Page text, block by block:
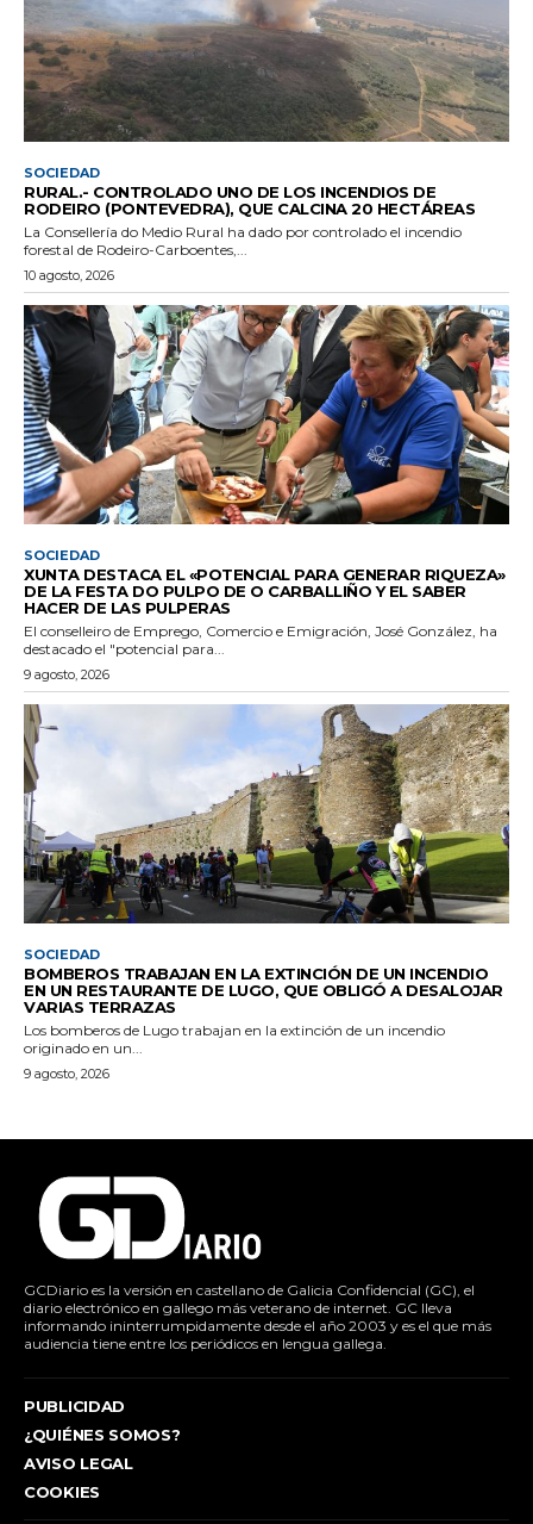
SOCIEDAD
RURAL.- CONTROLADO UNO DE LOS INCENDIOS DE
RODEIRO (PONTEVEDRA), QUE CALCINA 20 HECTÁREAS
La Consellería do Medio Rural ha dado por controlado el incendio
forestal de Rodeiro-Carboentes,...
10 agosto, 2026
SOCIEDAD
XUNTA DESTACA EL «POTENCIAL PARA GENERAR RIQUEZA»
DE LA FESTA DO PULPO DE O CARBALLIÑO Y EL SABER
HACER DE LAS PULPERAS
El conselleiro de Emprego, Comercio e Emigración, José González, ha
destacado el "potencial para...
9 agosto, 2026
SOCIEDAD
BOMBEROS TRABAJAN EN LA EXTINCIÓN DE UN INCENDIO
EN UN RESTAURANTE DE LUGO, QUE OBLIGÓ A DESALOJAR
VARIAS TERRAZAS
Los bomberos de Lugo trabajan en la extinción de un incendio
originado en un...
9 agosto, 2026
GCDiario es la versión en castellano de Galicia Confidencial (GC), el
diario electrónico en gallego más veterano de internet. GC lleva
informando ininterrumpidamente desde el año 2003 y es el que más
audiencia tiene entre los periódicos en lengua gallega.
PUBLICIDAD
¿QUIÉNES SOMOS?
AVISO LEGAL
COOKIES